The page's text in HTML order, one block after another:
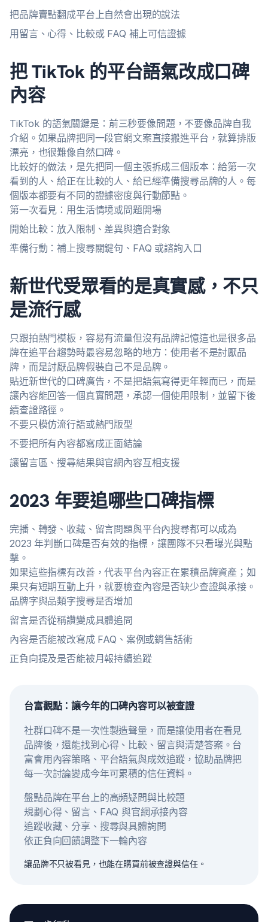
把品牌賣點翻成平台上自然會出現的說法
用留言、心得、比較或 FAQ 補上可信證據
把 TikTok 的平台語氣改成口碑
內容
TikTok 的語氣關鍵是：前三秒要像問題，不要像品牌自我
介紹。如果品牌把同一段官網文案直接搬進平台，就算排版
漂亮，也很難像自然口碑。
比較好的做法，是先把同一個主張拆成三個版本：給第一次
看到的人、給正在比較的人、給已經準備搜尋品牌的人。每
個版本都要有不同的證據密度與行動節點。
第一次看見：用生活情境或問題開場
開始比較：放入限制、差異與適合對象
準備行動：補上搜尋關鍵句、FAQ 或諮詢入口
新世代受眾看的是真實感，不只
是流行感
只跟拍熱門模板，容易有流量但沒有品牌記憶這也是很多品
牌在追平台趨勢時最容易忽略的地方：使用者不是討厭品
牌，而是討厭品牌假裝自己不是品牌。
貼近新世代的口碑廣告，不是把語氣寫得更年輕而已，而是
讓內容能回答一個真實問題，承認一個使用限制，並留下後
續查證路徑。
不要只模仿流行語或熱門版型
不要把所有內容都寫成正面結論
讓留言區、搜尋結果與官網內容互相支援
2023 年要追哪些口碑指標
完播、轉發、收藏、留言問題與平台內搜尋都可以成為
2023 年判斷口碑是否有效的指標，讓團隊不只看曝光與點
擊。
如果這些指標有改善，代表平台內容正在累積品牌資產；如
果只有短期互動上升，就要檢查內容是否缺少查證與承接。
品牌字與品類字搜尋是否增加
留言是否從稱讚變成具體追問
內容是否能被改寫成 FAQ、案例或銷售話術
正負向提及是否能被月報持續追蹤
台富觀點：讓今年的口碑內容可以被查證
社群口碑不是一次性製造聲量，而是讓使用者在看見
品牌後，還能找到心得、比較、留言與清楚答案。台
富會用內容策略、平台語氣與成效追蹤，協助品牌把
每一次討論變成今年可累積的信任資料。
盤點品牌在平台上的高頻疑問與比較題
規劃心得、留言、FAQ 與官網承接內容
追蹤收藏、分享、搜尋與具體詢問
依正負向回饋調整下一輪內容
讓品牌不只被看見，也能在購買前被查證與信任。